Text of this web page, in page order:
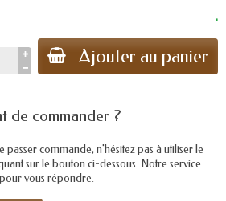
.
Ajouter au panier
de commander ?
passer commande, n'hésitez pas à utiliser le
sur le bouton ci-dessous. Notre service
vous répondre.